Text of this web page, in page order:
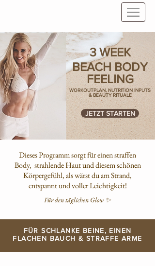
3 WEEK
BEACH BODY
FEELING
WORKOUTPLAN, NUTRITION INPUTS
& BEAUTY RITUALE
JETZT STARTEN
Dieses Programm sorgt für einen straffen
Body, strahlende Haut und diesem schönen
Körpergefühl, als wärst du am Strand,
entspannt und voller Leichtigkeit!
Für den täglichen Glow ✨
FÜR SCHLANKE BEINE, EINEN
FLACHEN BAUCH & STRAFFE ARME